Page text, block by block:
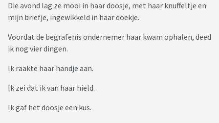
Die avond lag ze mooi in haar doosje, met haar knuffeltje en
mijn briefje, ingewikkeld in haar doekje.
Voordat de begrafenis ondernemer haar kwam ophalen, deed
ik nog vier dingen.
Ik raakte haar handje aan.
Ik zei dat ik van haar hield.
Ik gaf het doosje een kus.